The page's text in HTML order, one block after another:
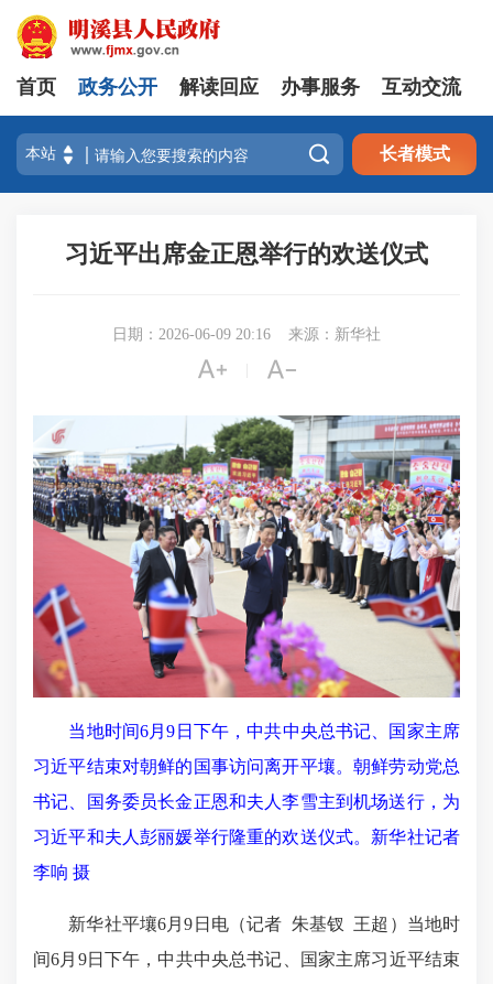
首页 政务公开 解读回应 办事服务 互动交流
 长者模式
习近平出席金正恩举行的欢送仪式
日期：2026-06-09 20:16 来源：新华社
 
当地时间6月9日下午，中共中央总书记、国家主席
习近平结束对朝鲜的国事访问离开平壤。朝鲜劳动党总
书记、国务委员长金正恩和夫人李雪主到机场送行，为
习近平和夫人彭丽媛举行隆重的欢送仪式。新华社记者
李响 摄
新华社平壤6月9日电（记者 朱基钗 王超）当地时
间6月9日下午，中共中央总书记、国家主席习近平结束